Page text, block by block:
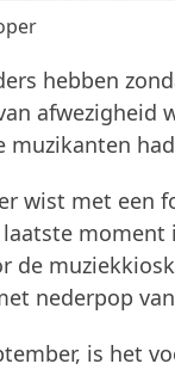
hebben
afwezigheid
muzikanten
wist met een
moment
de
nederpop
is het